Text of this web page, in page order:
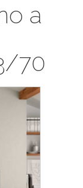
a
70